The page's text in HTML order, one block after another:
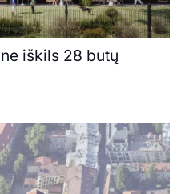
iškils 28 butų